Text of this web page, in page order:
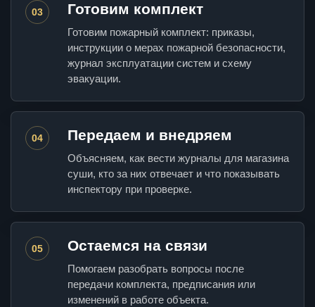
03 Готовим комплект
Готовим пожарный комплект: приказы,
инструкции о мерах пожарной безопасности,
журнал эксплуатации систем и схему
эвакуации.
04 Передаем и внедряем
Объясняем, как вести журналы для магазина
суши, кто за них отвечает и что показывать
инспектору при проверке.
05 Остаемся на связи
Помогаем разобрать вопросы после
передачи комплекта, предписания или
изменений в работе объекта.